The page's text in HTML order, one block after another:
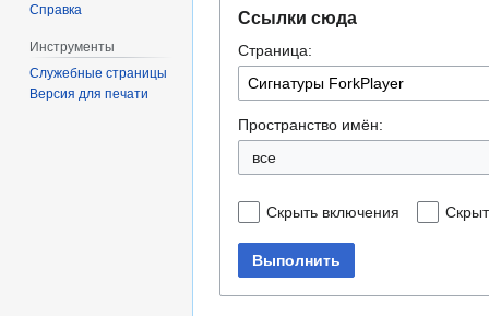
навигации
поиску
Ссылки сюда
Страница:
Пространство имён:
все
Скрыть включения
Выполнить
Справка
Инструменты
Служебные страницы
Версия для печати